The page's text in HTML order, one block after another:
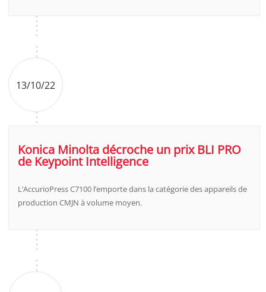
13/10/22
Konica Minolta décroche un prix BLI PRO
de Keypoint Intelligence
L’AccurioPress C7100 l’emporte dans la catégorie des appareils de
production CMJN à volume moyen.